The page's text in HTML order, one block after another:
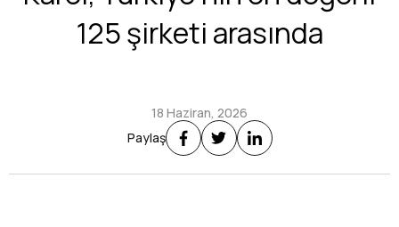
125 şirketi arasında
18 Haziran, 2026
Paylaş